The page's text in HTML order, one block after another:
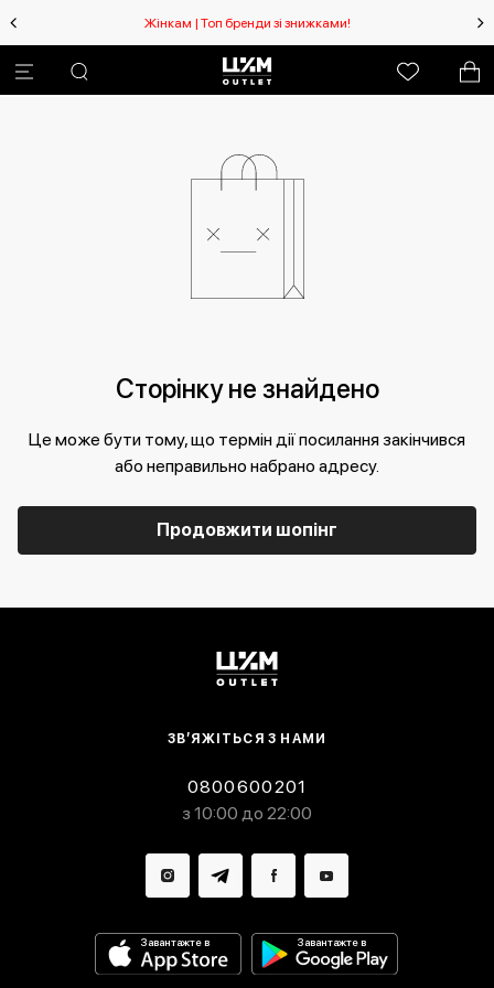
Жінкам | Топ бренди зі знижками!
Сторінку не знайдено
Це може бути тому, що термін дії посилання закінчився
або неправильно набрано адресу.
Продовжити шопінг
ЗВ’ЯЖІТЬСЯ З НАМИ
0800600201
з 10:00 до 22:00
Завантажте в Завантажте в